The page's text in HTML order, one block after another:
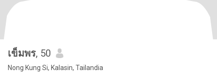
เข็มพร, 50
Nong Kung Si, Kalasin, Tailandia